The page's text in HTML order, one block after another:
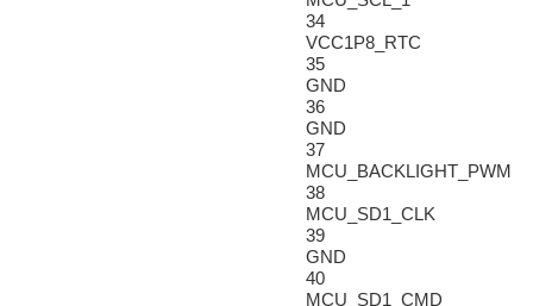
34
VCC1P8_RTC
35
GND
36
GND
37
MCU_BACKLIGHT_PWM
38
MCU_SD1_CLK
39
GND
40
MCU_SD1_CMD